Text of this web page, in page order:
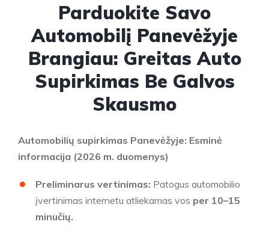
Parduokite Savo
Automobilį Panevėžyje
Brangiau: Greitas Auto
Supirkimas Be Galvos
Skausmo
Automobilių supirkimas Panevėžyje: Esminė
informacija (2026 m. duomenys)
Preliminarus vertinimas: Patogus automobilio
įvertinimas internetu atliekamas vos per 10–15
minučių.